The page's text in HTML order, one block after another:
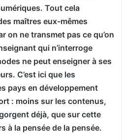
Tout cela
maîtres eux-mêmes
on ne transmet pas ce qu’on
qui n’interroge
ne peut enseigner à ses
C’est ici que les
pays en développement
: moins sur les contenus,
déjà, que sur cette
à la pensée de la pensée.